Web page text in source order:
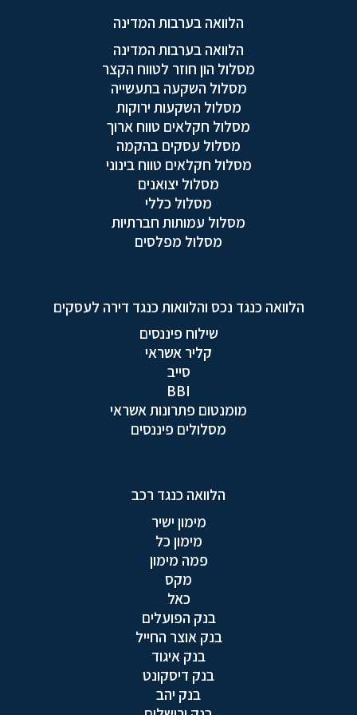
הלוואה בערבות המדינה
הלוואה בערבות המדינה
מסלול הון חוזר לטווח הקצר
מסלול השקעה בתעשייה
מסלול השקעות ירוקות
מסלול חקלאים טווח ארוך
מסלול עסקים בהקמה
מסלול חקלאים טווח בינוני
מסלול יצואנים
מסלול כללי
מסלול עמותות חברתיות
מסלול מפלסים
הלוואה כנגד נכס והלוואות כנגד דירה לעסקים
שילוח פיננסים
קליר אשראי
סייב
BBI
מומנטום פתרונות אשראי
מסלולים פיננסים
הלוואה כנגד רכב
מימון ישיר
מימון כל
פמה מימון
מקס
כאל
בנק הפועלים
בנק אוצר החייל
בנק איגוד
בנק דיסקונט
בנק יהב